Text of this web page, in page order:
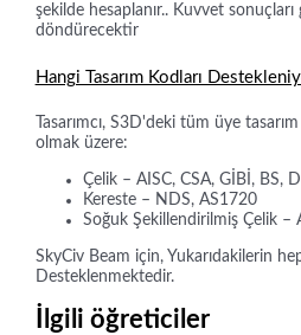
şekilde hesaplanır.. Kuvvet
döndürecektir
Hangi Tasarım Kodları
Tasarımcı, S3D'deki tüm üye
olmak üzere:
Çelik – AISC, CSA, GİBİ, BS,
Kereste – NDS, AS1720
Soğuk Şekillendirilmiş Çelik –
SkyCiv Beam için, Yukarıdakilerin
Desteklenmektedir.
İlgili öğreticiler